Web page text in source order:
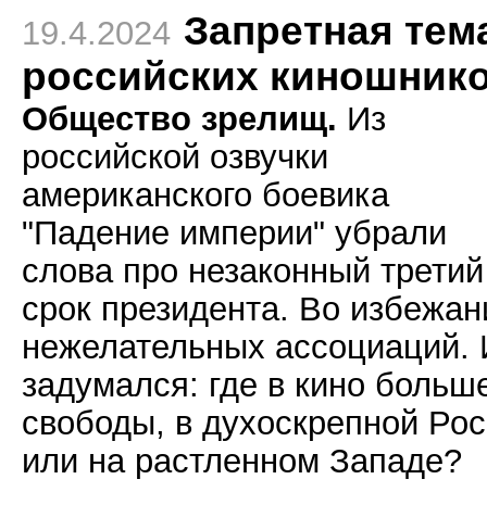
19.4.2024 Запретная
российских
Общество зрелищ. Из
российской озвучки
американского боевика
"Падение империи" убрали
слова про незаконный третий
срок президента. Во
нежелательных ассоциаций.
задумался: где в кино
свободы, в духоскрепной
или на растленном Западе?